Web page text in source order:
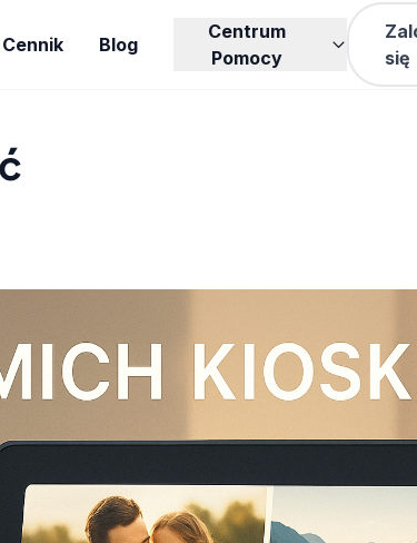
Cennik Blog
Centrum
Pomocy
się